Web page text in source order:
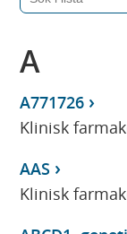
A
A771726
Klinisk
AAS
Klinisk